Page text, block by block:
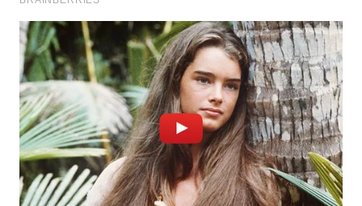
WN
LABUHANBATU
WN
TAPANULI
TENGAH
WN DELI
SERDANG